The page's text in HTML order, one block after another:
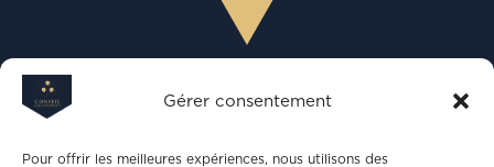
Gérer consentement
Pour offrir les meilleures expériences, nous utilisons des